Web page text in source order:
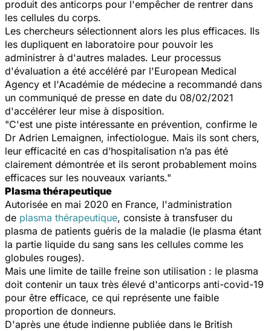
produit des anticorps pour l'empêcher de rentrer dans
les cellules du corps.
Les chercheurs sélectionnent alors les plus efficaces. Ils
les dupliquent en laboratoire pour pouvoir les
administrer à d'autres malades. Leur processus
d'évaluation a été accéléré par l'European Medical
Agency et l'Académie de médecine a recommandé dans
un communiqué de presse en date du 08/02/2021
d'accélérer leur mise à disposition.
"C'est une piste intéressante en prévention, confirme le
Dr Adrien Lemaignen, infectiologue. Mais ils sont chers,
leur efficacité en cas d’hospitalisation n’a pas été
clairement démontrée et ils seront probablement moins
efficaces sur les nouveaux variants."
Plasma thérapeutique
Autorisée en mai 2020 en France, l'administration
de plasma thérapeutique, consiste à transfuser du
plasma de patients guéris de la maladie (le plasma étant
la partie liquide du sang sans les cellules comme les
globules rouges).
Mais une limite de taille freine son utilisation : le plasma
doit contenir un taux très élevé d'anticorps anti-covid-19
pour être efficace, ce qui représente une faible
proportion de donneurs.
D'après une étude indienne publiée dans le British